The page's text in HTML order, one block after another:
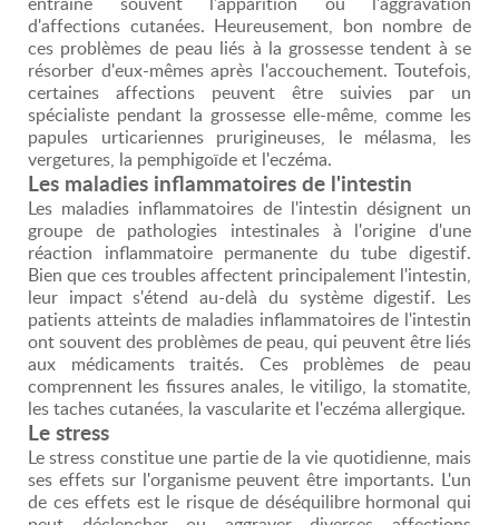
d'affections cutanées. Heureusement, bon nombre de
ces problèmes de peau liés à la grossesse tendent à se
résorber d'eux-mêmes après l'accouchement. Toutefois,
certaines affections peuvent être suivies par un
spécialiste pendant la grossesse elle-même, comme les
papules urticariennes prurigineuses, le mélasma, les
vergetures, la pemphigoïde et l'eczéma.
Les maladies inflammatoires de l'intestin
Les maladies inflammatoires de l'intestin désignent un
groupe de pathologies intestinales à l'origine d'une
réaction inflammatoire permanente du tube digestif.
Bien que ces troubles affectent principalement l'intestin,
leur impact s'étend au-delà du système digestif. Les
patients atteints de maladies inflammatoires de l'intestin
ont souvent des problèmes de peau, qui peuvent être liés
aux médicaments traités. Ces problèmes de peau
comprennent les fissures anales, le vitiligo, la stomatite,
les taches cutanées, la vascularite et l'eczéma allergique.
Le stress
Le stress constitue une partie de la vie quotidienne, mais
ses effets sur l'organisme peuvent être importants. L'un
de ces effets est le risque de déséquilibre hormonal qui